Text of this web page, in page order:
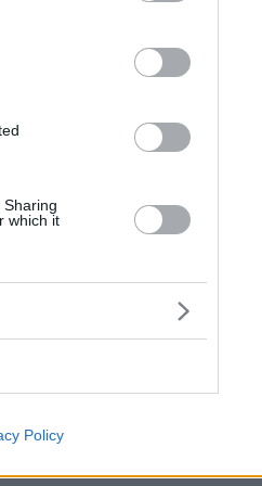
which it
Policy
Αμερικανού
ΗΠΑ στην
το Ιράκ,
Ματ
με
που